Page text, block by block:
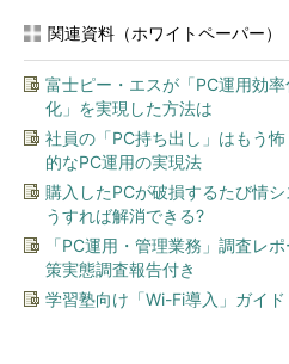
関連資料（ホワイトペーパー）
富士ピー・エスが「PC運用効
化」を実現した方法は
社員の「PC持ち出し」はもう
的なPC運用の実現法
購入したPCが破損するたび情
うすれば解消できる?
「PC運用・管理業務」調査レ
策実態調査報告付き
学習塾向け「Wi-Fi導入」ガイド